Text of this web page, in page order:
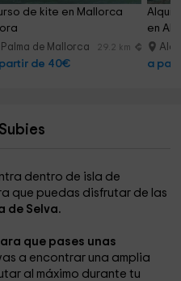
de kite en Mallorca
Palma de Mallorca 29.2 km
de 40€
en
a
dentro de isla de
que puedas disfrutar de las
de Selva.
que pases unas
a encontrar una amplia
al máximo durante tu